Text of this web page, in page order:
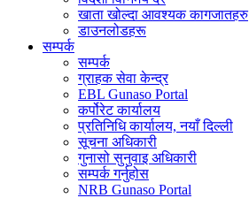
खाता खोल्दा आवश्यक कागजातहरु
डाउनलोडहरू
सम्पर्क
सम्पर्क
ग्राहक सेवा केन्द्र
EBL Gunaso Portal
कर्पोरेट कार्यालय
प्रतिनिधि कार्यालय, नयाँ दिल्ली
सूचना अधिकारी
गुनासो सुनुवाइ अधिकारी
सम्पर्क गर्नुहोस
NRB Gunaso Portal